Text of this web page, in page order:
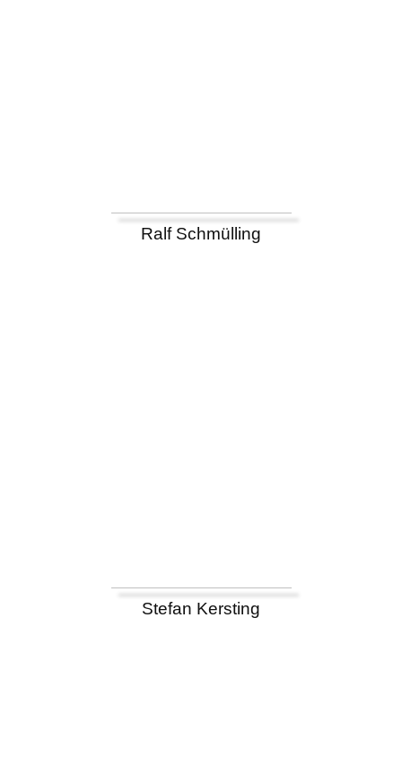
Ralf Schmülling
Stefan Kersting